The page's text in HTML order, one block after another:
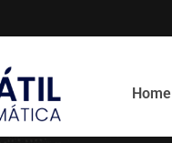
Home